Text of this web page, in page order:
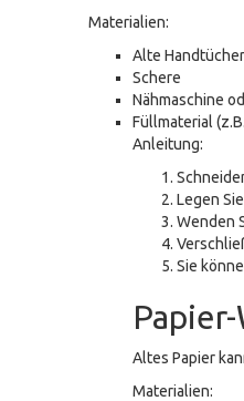
Materialien:
Alte Handtücher
Schere
Nähmaschine
Füllmaterial
Anleitung:
Legen
Wenden
Sie
Altes Papier
Materialien: